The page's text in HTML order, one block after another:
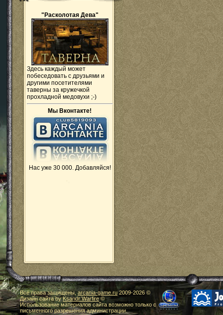
"Расколотая Дева"
Здесь каждый может
побеседовать с друзьями и
другими посетителями
таверны за кружечкой
прохладной медовухи ;-)
Мы Вконтакте!
Нас уже 30 000. Добавляйся!
Все права защищены,arcania-game.ru2009-2026 ©
Дизайн сайта byKsandr Warfire©
Использование материалов сайта возможно только с
письменного разрешения администрации.